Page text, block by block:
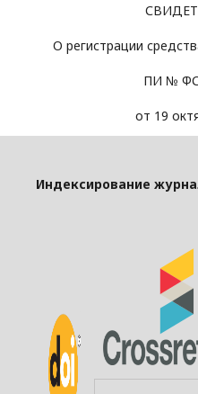
О регистрации
ПИ №
от 19
Индексирование